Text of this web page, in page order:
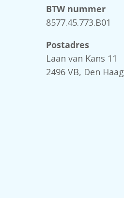
BTW nummer
8577.45.773.B01
Postadres
Laan van Kans 11
2496 VB, Den Haag